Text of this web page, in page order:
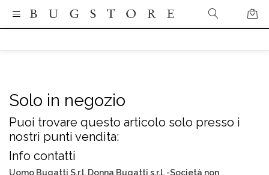
Solo in negozio
Puoi trovare questo articolo solo presso i
nostri punti vendita:
Info contatti
Uomo Bugatti S.r.l. Donna Bugatti s.r.l. -Società non